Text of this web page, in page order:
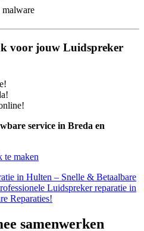
voor jouw Luidspreker
service in Breda en
te maken
in Hulten – Snelle & Betaalbare
Luidspreker reparatie in
Reparaties!
samenwerken